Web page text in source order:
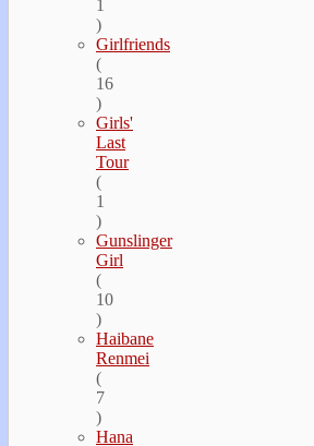
1
)
Girlfriends
(
16
)
Girls'
Last
Tour
(
1
)
Gunslinger
Girl
(
10
)
Haibane
Renmei
(
7
)
Hana